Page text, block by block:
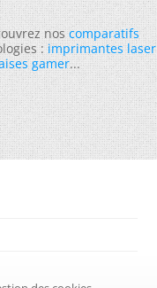
noscomparatifs
:imprimantes laser
gamer...